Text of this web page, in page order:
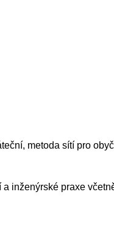
metoda sítí pro
inženýrské praxe